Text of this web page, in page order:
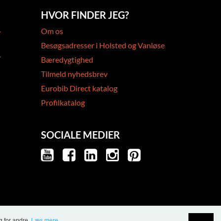
HVOR FINDER JEG?
Om os
Besøgsadresser i Holsted og Vanløse
Bæredygtighed
Tilmeld nyhedsbrev
Eurobib Direct katalog
Profilkatalog
SOCIALE MEDIER